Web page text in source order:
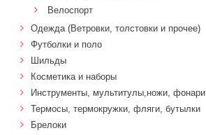
Велоспорт
Одежда (Ветровки, толстовки и прочее)
Футболки и поло
Шильды
Косметика и наборы
Инструменты, мультитулы,ножи, фонари
Термосы, термокружки, фляги, бутылки
Брелоки